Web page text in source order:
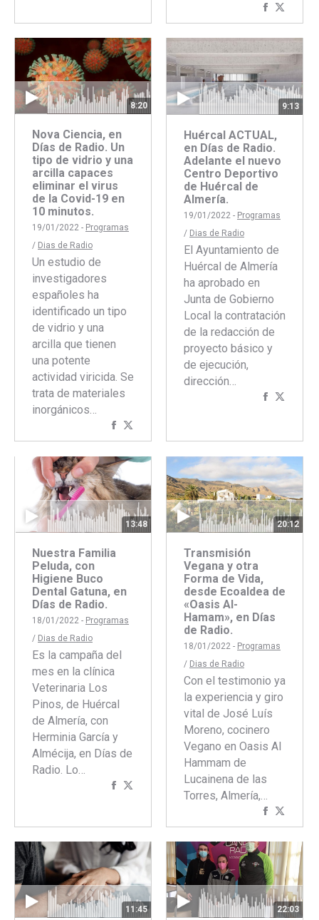
Compartir
concon
8:20
Nova Ciencia, en
Días de Radio. Un
tipo de vidrio y una
arcilla capaces
eliminar el virus
de la Covid-19 en
10 minutos.
19/01/2022 - Programas
/ Dias de Radio
Un estudio de
investigadores
españoles ha
identificado un tipo
de vidrio y una
arcilla que tienen
una potente
actividad viricida. Se
trata de materiales
inorgánicos…
Compartir
con
Facebook
con
Twitter
9:13
Huércal ACTUAL,
en Días de Radio.
Adelante el nuevo
Centro Deportivo
de Huércal de
Almería.
19/01/2022 - Programas
/ Dias de Radio
El Ayuntamiento de
Huércal de Almería
ha aprobado en
Junta de Gobierno
Local la contratación
de la redacción de
proyecto básico y
de ejecución,
dirección…
Compartir
13:48
Nuestra Familia
Peluda, con
Higiene Buco
Dental Gatuna, en
Días de Radio.
18/01/2022 - Programas
/ Dias de Radio
Es la campaña del
mes en la clínica
Veterinaria Los
Pinos, de Huércal
de Almería, con
Herminia García y
Almécija, en Días de
Radio. Lo…
Compartir
20:12
Transmisión
Vegana y otra
Forma de Vida,
desde Ecoaldea de
«Oasis Al-
Hamam», en Días
de Radio.
18/01/2022 - Programas
/ Dias de Radio
Con el testimonio ya
la experiencia y giro
vital de José Luís
Moreno, cocinero
Vegano en Oasis Al
Hammam de
Lucainena de las
Torres, Almería,…
Compartir
concon
11:45 22:03